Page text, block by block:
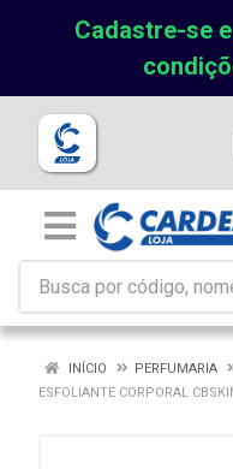
Cadastre-se
INÍCIO PERFUMARIA
ESFOLIANTE CORPORAL